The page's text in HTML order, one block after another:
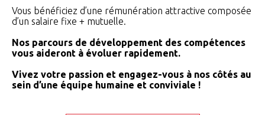
Vous bénéficiez d’une rémunération attractive composée
d’un salaire fixe + mutuelle.
Nos parcours de développement des compétences
vous aideront à évoluer rapidement.
Vivez votre passion et engagez-vous à nos côtés au
sein d’une équipe humaine et conviviale !